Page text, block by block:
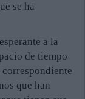
se ha
a la
de tiempo
que han